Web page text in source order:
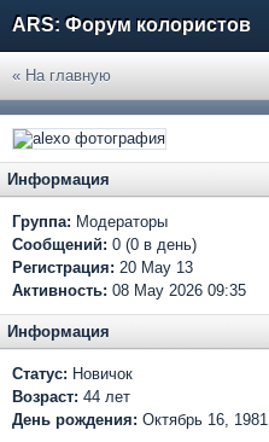
ARS: Форум колористов
« На главную
Информация
Группа: Модераторы
Сообщений: 0 (0 в день)
Регистрация: 20 May 13
Активность: 08 May 2026 09:35
Информация
Статус: Новичок
Возраст: 44 лет
День рождения: Октябрь 16, 1981